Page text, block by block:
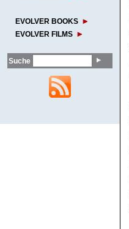
EVOLVER BOOKS
EVOLVER FILMS
Suche